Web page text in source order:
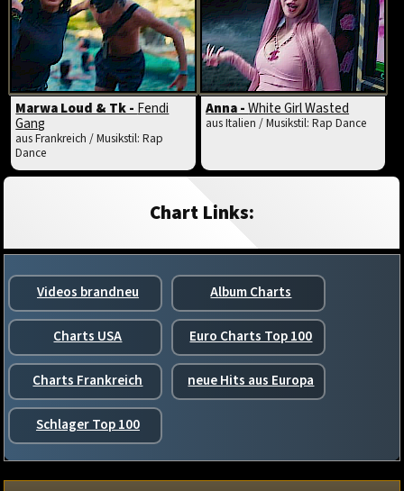
Marwa Loud & Tk -Fendi
Gang
aus Frankreich / Musikstil: Rap
Dance
Anna -White Girl Wasted
aus Italien / Musikstil: Rap Dance
Chart Links:
Videos brandneu Album Charts
Charts USA Euro Charts Top 100
Charts Frankreich neue Hits aus Europa
Schlager Top 100